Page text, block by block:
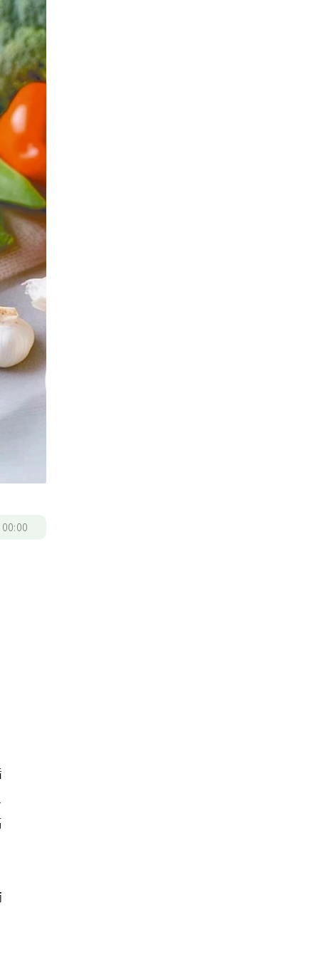
00:00